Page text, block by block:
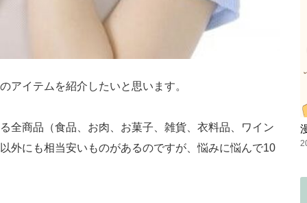
アイテムを紹介したいと思います。
全商品（食品、お肉、お菓子、雑貨、衣料品、ワイン
外にも相当安いものがあるのですが、悩みに悩んで10